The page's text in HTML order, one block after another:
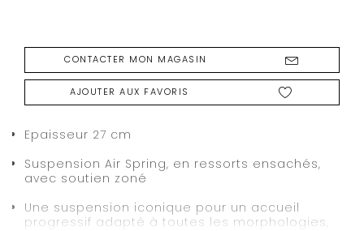
CONTACTER MON MAGASIN
AJOUTER AUX FAVORIS
Epaisseur 27 cm
Suspension Air Spring, en ressorts ensachés,
avec soutien zoné
Une suspension iconique pour un accueil
progressif adapté à toutes les morphologies,